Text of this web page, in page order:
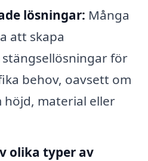
lösningar: Många
att skapa
för
behov, oavsett om
höjd, material eller
olika typer av